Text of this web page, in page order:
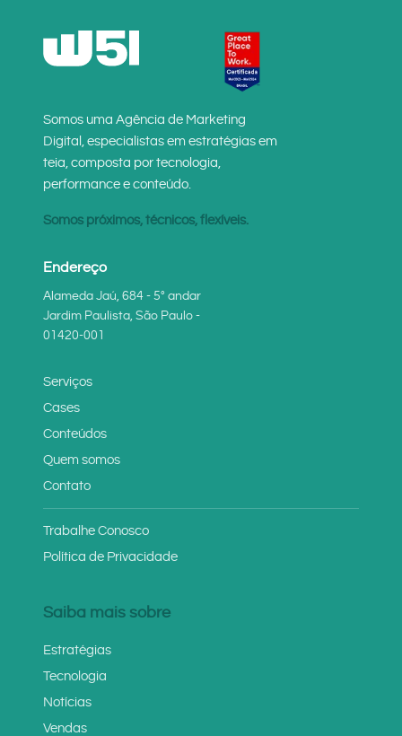
Somos uma Agência de Marketing
Digital, especialistas em estratégias em
teia, composta por tecnologia,
performance e conteúdo.
Somos próximos, técnicos, flexíveis.
Endereço
Alameda Jaú, 684 - 5° andar
Jardim Paulista, São Paulo -
01420-001
Serviços
Cases
Conteúdos
Quem somos
Contato
Trabalhe Conosco
Política de Privacidade
Saiba mais sobre
Estratégias
Tecnologia
Notícias
Vendas